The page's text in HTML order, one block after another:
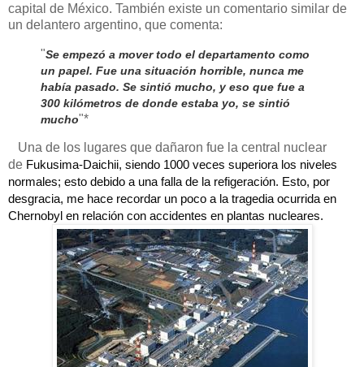
capital de México. También existe un comentario similar de
un delantero argentino, que comenta:
"Se empezó a mover todo el departamento como
un papel. Fue una situación horrible, nunca me
había pasado. Se sintió mucho, y eso que fue a
300 kilómetros de donde estaba yo, se sintió
mucho"*
Una de los lugares que dañaron fue la central nuclear
de Fukusima-Daichii, siendo 1000 veces superiora los niveles
normales; esto debido a una falla de la refigeración. Esto, por
desgracia, me hace recordar un poco a la tragedia ocurrida en
Chernobyl en relación con accidentes en plantas nucleares.